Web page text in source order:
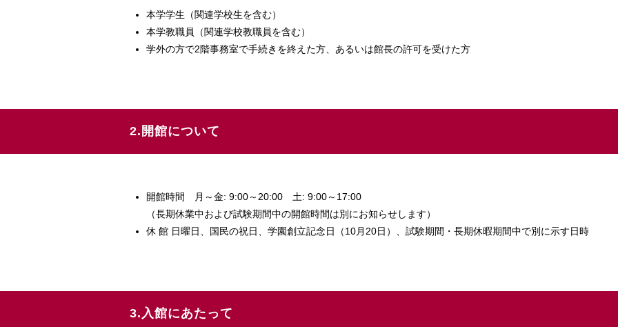
本学学生（関連学校生を含む）
本学教職員（関連学校教職員を含む）
学外の方で2階事務室で手続きを終えた方、あるいは館長の許可を受けた方
2.開館について
開館時間 月～金: 9:00～20:00 土: 9:00～17:00
（長期休業中および試験期間中の開館時間は別にお知らせします）
休 館 日曜日、国民の祝日、学園創立記念日（10月20日）、試験期間・長期休暇期間中で別に示す日時
3.入館にあたって